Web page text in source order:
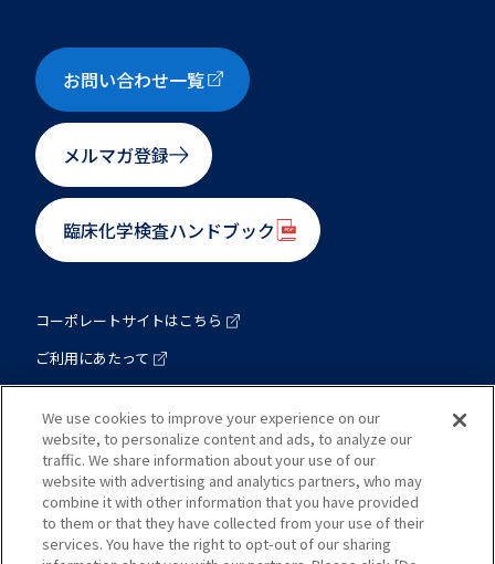
お問い合わせ一覧
メルマガ登録
臨床化学検査ハンドブック
コーポレートサイトはこちら
ご利用にあたって
東洋紡 バイオ事業総括部
本社：大阪府大阪市北区梅田一丁目13番1号 大阪梅田ツインタワ
ーズ・サウス
We use cookies to improve your experience on our
website, to personalize content and ads, to analyze our
traffic. We share information about your use of our
website with advertising and analytics partners, who may
combine it with other information that you have provided
to them or that they have collected from your use of their
services. You have the right to opt-out of our sharing